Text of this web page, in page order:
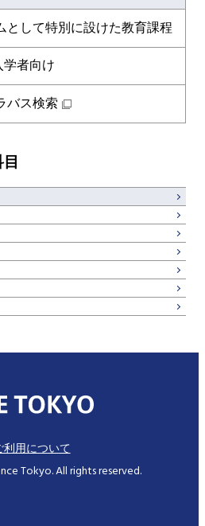
として特別に設けた教育課程
学者向け
バス検索
利用について
Tokyo. All rights reserved.